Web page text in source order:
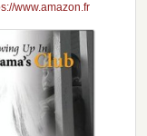
www.amazon.fr